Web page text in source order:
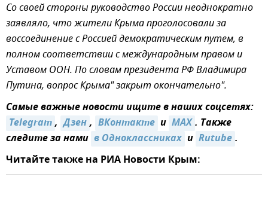
Со своей стороны руководство России неоднократно
заявляло, что жители Крыма проголосовали за
воссоединение с Россией демократическим путем, в
полном соответствии с международным правом и
Уставом ООН. По словам президента РФ Владимира
Путина, вопрос Крыма" закрыт окончательно".
Самые важные новости ищите в наших соцсетях:
Telegram, Дзен, ВКонтакте и MAX. Также
следите за нами в Одноклассниках и Rutube.
Читайте также на РИА Новости Крым: